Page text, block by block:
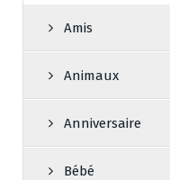
Amis
Animaux
Anniversaire
Bébé